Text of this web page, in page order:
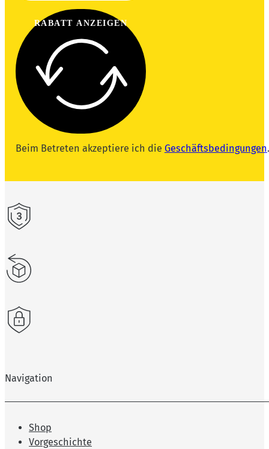
RABATT ANZEIGEN
Beim Betreten akzeptiere ich die Geschäftsbedingungen.
Navigation
Shop
Vorgeschichte